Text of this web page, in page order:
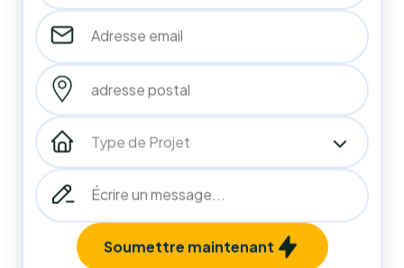
233
Installations Réalisées
+
Projets terminés